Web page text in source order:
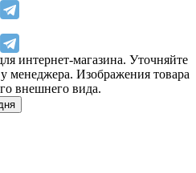
интернет-магазина. Уточняйте
менеджера. Изображения товара
внешнего вида.